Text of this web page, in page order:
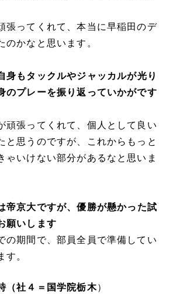
ってくれて、本当に早稲田のデ
のかなと思います。
身もタックルやジャッカルが光り
のプレーを振り返っていかがです
張ってくれて、個人として良い
と思うのですが、これからもっと
ゃいけない部分があるなと思いま
帝京大ですが、優勝が懸かった試
願いします
期間で、部員全員で準備してい
す。
（社４＝国学院栃木）